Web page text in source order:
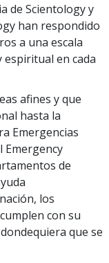
de Scientology y
han respondido
a una escala
en cada
afines y que
hasta la
Emergencias
Emergency
de
los
con su
que se